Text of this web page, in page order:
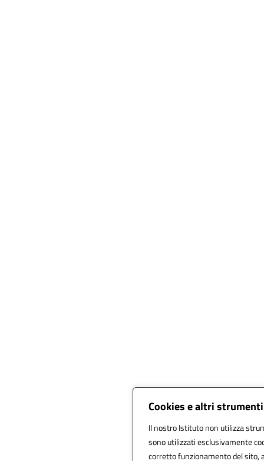
Cookies e altri
Il nostro Istituto non utilizza
sono utilizzati esclusivamente
corretto funzionamento del sito,